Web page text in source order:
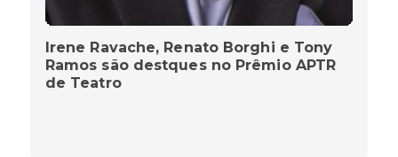
Irene Ravache, Renato Borghi e Tony
Ramos são destques no Prêmio APTR
de Teatro